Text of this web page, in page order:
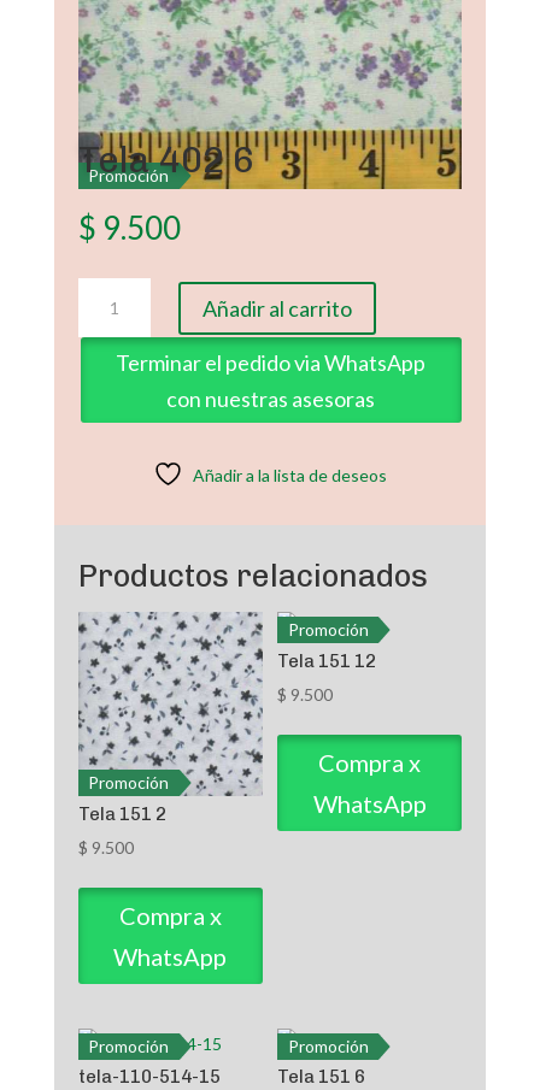
Promoción
Tela 402 6
$ 9.500
6
cantidad
Añadir al carrito
Terminar el pedido via WhatsApp
con nuestras asesoras
Añadir a la lista de deseos
Productos relacionados
Promoción
Tela 151 2
$ 9.500
Compra x
WhatsApp
Promoción
Tela 151 12
$ 9.500
Compra x
WhatsApp
Promoción
tela-110-514-15
Promoción
Tela 151 6